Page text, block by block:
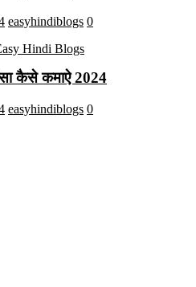
easyhindiblogs 0
कैसे कमाऐ 2024
easyhindiblogs 0